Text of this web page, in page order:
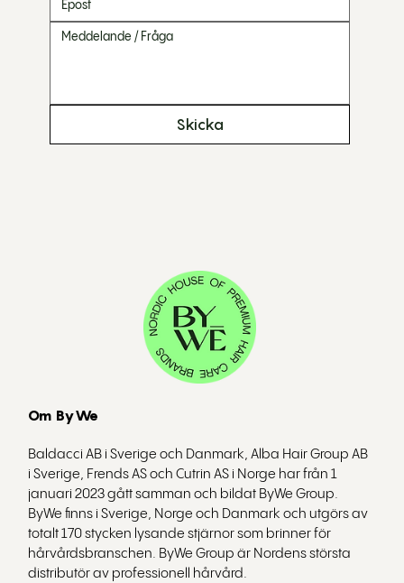
Om ByWe
Baldacci AB i Sverige och Danmark, Alba Hair Group AB
i Sverige, Frends AS och Cutrin AS i Norge har från 1
januari 2023 gått samman och bildat ByWe Group.
ByWe finns i Sverige, Norge och Danmark och utgörs av
totalt 170 stycken lysande stjärnor som brinner för
hårvårdsbranschen. ByWe Group är Nordens största
distributör av professionell hårvård.
Skicka